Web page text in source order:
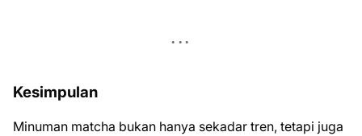
Kesimpulan
Minuman matcha bukan hanya sekadar tren, tetapi juga